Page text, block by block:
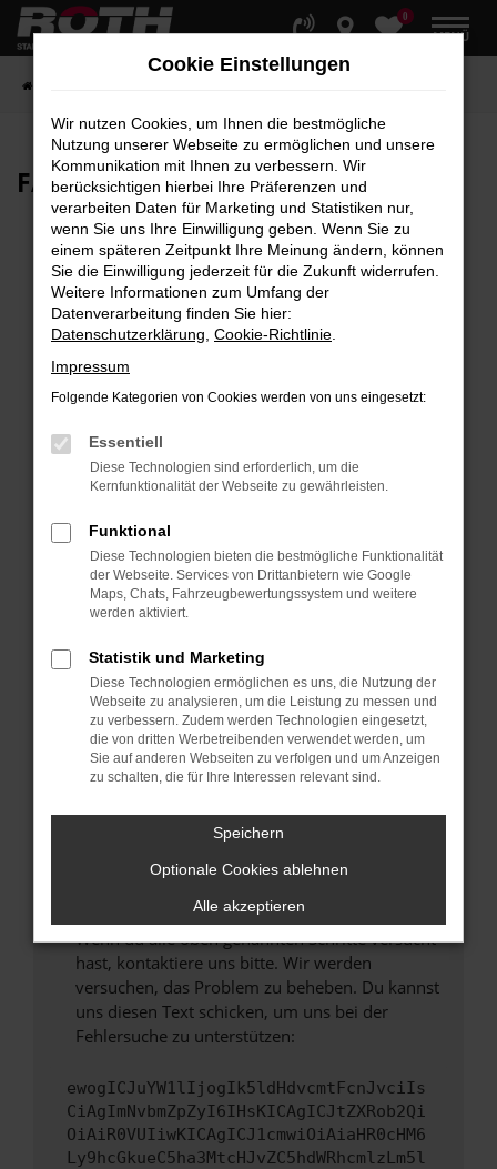
Zum
Hauptinhalt
0
MENÜ
FAHRZEUG-SHOWROOM
Fehler: Network Error
Beim Laden ist ein Fehler aufgetreten.
Hier sind ein paar Tipps, die dir helfen können:
Überprüfe deine Firewall und deine
Laden andere Webseiten, zum Beispiel deine
Suchmaschine?
Prüfe deine Browsererweiterungen.
Manche Erweiterungen, wie Werbeblocker,
können das Laden bestimmter Seiten
verhindern. Funktioniert die Seite in einem
anderen Browser oder in einem privaten
Fenster?
Starte dein Gerät neu.
Das kann manchmal helfen, vorübergehende
Probleme zu beheben.
Stelle sicher, dass dein Browser und dein
Betriebssystem auf dem neuesten Stand
sind.
Sicherheitsrisiko, sondern kann auch dazu
unterstützt werden.
Wende dich an den Webseitenbetreiber.
Wenn du alle oben genannten Schritte versucht
hast, kontaktiere uns bitte. Wir werden
versuchen, das Problem zu beheben. Du kannst
uns diesen Text schicken, um uns bei der
Fehlersuche zu unterstützen:
ewogICJuYW1lIjogIk5ldHdvcmtFcnJvciIs
CiAgImNvbmZpZyI6IHsKICAgICJtZXRob2Qi
OiAiR0VUIiwKICAgICJ1cmwiOiAiaHR0cHM6
Ly9hcGkueC5ha3MtcHJvZC5hdWRhcmlzLm5l
Cookie Einstellungen
Wir nutzen Cookies, um Ihnen die bestmögliche
Nutzung unserer Webseite zu ermöglichen und unsere
Kommunikation mit Ihnen zu verbessern. Wir
berücksichtigen hierbei Ihre Präferenzen und
verarbeiten Daten für Marketing und Statistiken nur,
wenn Sie uns Ihre Einwilligung geben. Wenn Sie zu
einem späteren Zeitpunkt Ihre Meinung ändern, können
Sie die Einwilligung jederzeit für die Zukunft widerrufen.
Weitere Informationen zum Umfang der
Datenverarbeitung finden Sie hier:
Datenschutzerklärung Cookie-Richtlinie
Impressum
Folgende Kategorien von Cookies werden von uns eingesetzt:
Essentiell
Diese Technologien sind erforderlich, um die
Kernfunktionalität der Webseite zu gewährleisten.
Funktional
Diese Technologien bieten die bestmögliche Funktionalität
der Webseite. Services von Drittanbietern wie Google
Maps, Chats, Fahrzeugbewertungssystem und weitere
werden aktiviert.
Statistik und Marketing
Diese Technologien ermöglichen es uns, die Nutzung der
Webseite zu analysieren, um die Leistung zu messen und
zu verbessern. Zudem werden Technologien eingesetzt,
die von dritten Werbetreibenden verwendet werden, um
Sie auf anderen Webseiten zu verfolgen und um Anzeigen
zu schalten, die für Ihre Interessen relevant sind.
Speichern
Optionale Cookies ablehnen
Alle akzeptieren